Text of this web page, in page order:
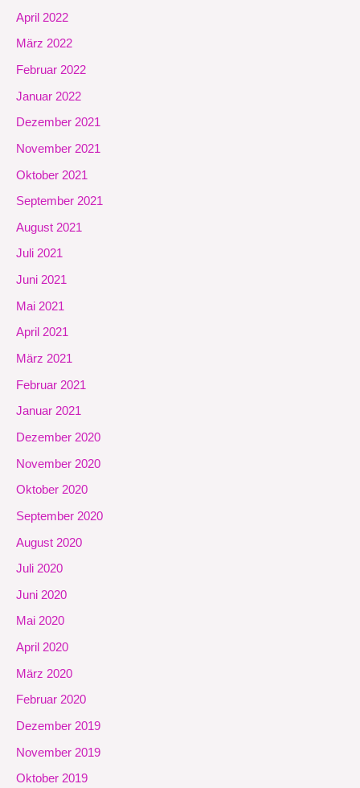
April 2022
März 2022
Februar 2022
Januar 2022
Dezember 2021
November 2021
Oktober 2021
September 2021
August 2021
Juli 2021
Juni 2021
Mai 2021
April 2021
März 2021
Februar 2021
Januar 2021
Dezember 2020
November 2020
Oktober 2020
September 2020
August 2020
Juli 2020
Juni 2020
Mai 2020
April 2020
März 2020
Februar 2020
Dezember 2019
November 2019
Oktober 2019